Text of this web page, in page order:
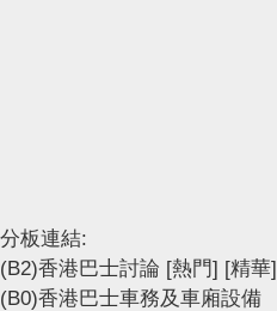
分板連結:
(B2)香港巴士討論 [熱門] [精華]
(B0)香港巴士車務及車廂設備